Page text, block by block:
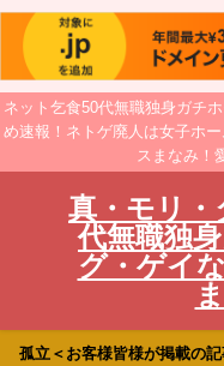
ネット乞食50代無職独身ガチ
め速報！ネトゲ廃人は女子ホ
スまなみ！
真・モリ・
代無職独
グ・ゲイ
孤立＜お客様皆様が掲載の